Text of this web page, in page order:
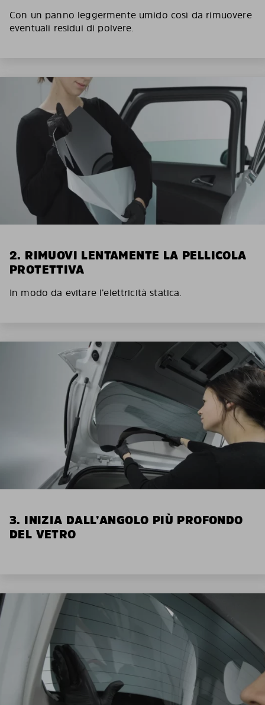
Con un panno leggermente umido così da rimuovere
eventuali residui di polvere.
2. RIMUOVI LENTAMENTE LA PELLICOLA
PROTETTIVA
In modo da evitare l’elettricità statica.
3. INIZIA DALL’ANGOLO PIÙ PROFONDO
DEL VETRO